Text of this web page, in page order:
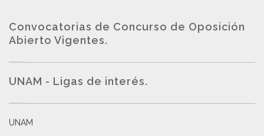
Convocatorias de Concurso de Oposición
Abierto Vigentes.
UNAM - Ligas de interés.
UNAM